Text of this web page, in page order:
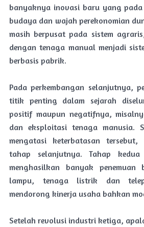
banyaknya inovasi baru yang
budaya dan wajah perekonomian
masih berpusat pada sistem
dengan tenaga manual menjadi
berbasis pabrik.
Pada perkembangan selanjutnya,
titik penting dalam sejarah
positif maupun negatifnya,
dan eksploitasi tenaga manusia.
mengatasi keterbatasan tersebut,
tahap selanjutnya. Tahap
menghasilkan banyak
lampu, tenaga listrik dan
mendorong kinerja usaha bahkan
Setelah revolusi industri ketiga,